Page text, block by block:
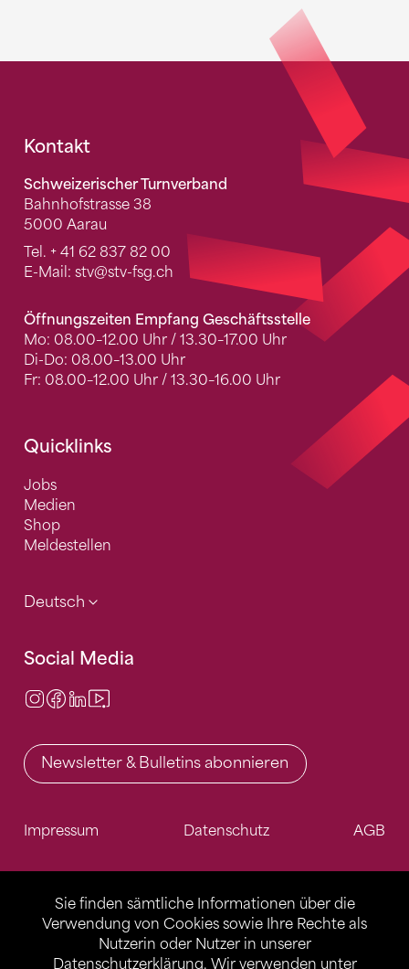
Sie finden sämtliche Informationen über die
Verwendung von Cookies sowie Ihre Rechte als
Nutzerin oder Nutzer in unserer
Datenschutzerklärung. Wir verwenden unter
Fusszeile
Kontakt
Schweizerischer Turnverband
Bahnhofstrasse 38
5000 Aarau
Tel. + 41 62 837 82 00
E-Mail: stv@stv-fsg.ch
Öffnungszeiten Empfang Geschäftsstelle
Mo: 08.00–12.00 Uhr / 13.30–17.00 Uhr
Di-Do: 08.00–13.00 Uhr
Fr: 08.00–12.00 Uhr / 13.30–16.00 Uhr
Quicklinks
Jobs
Medien
Shop
Meldestellen
Deutsch
Social Media
Instagram
Facebook
LinkedIn
Newsletter & Bulletins abonnieren
Impressum Datenschutz AGB